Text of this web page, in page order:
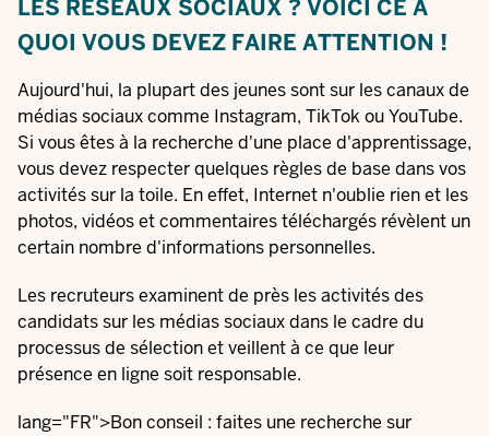
LES RÉSEAUX SOCIAUX ? VOICI CE À
QUOI VOUS DEVEZ FAIRE ATTENTION !
Aujourd'hui, la plupart des jeunes sont sur les canaux de
médias sociaux comme Instagram, TikTok ou YouTube.
Si vous êtes à la recherche d'une place d'apprentissage,
vous devez respecter quelques règles de base dans vos
activités sur la toile. En effet, Internet n'oublie rien et les
photos, vidéos et commentaires téléchargés révèlent un
certain nombre d'informations personnelles.
Les recruteurs examinent de près les activités des
candidats sur les médias sociaux dans le cadre du
processus de sélection et veillent à ce que leur
présence en ligne soit responsable.
lang="FR">Bon conseil : faites une recherche sur